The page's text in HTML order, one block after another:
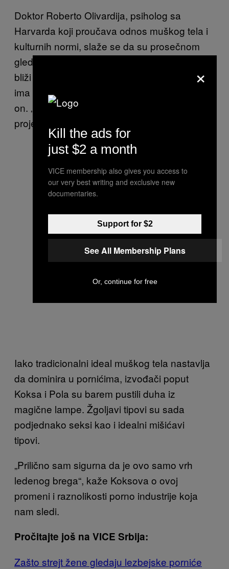
Doktor Roberto Olivardija, psiholog sa
Harvarda koji proučava odnos muškog tela i
kulturnih normi, slaže se da su prosečnom
gledaocu pornići sa glumcima poput Koksa
bliži i prijatniji. „Dobro je za porno industriju da
ima što više različitih tipova muškaraca“, kaže
on. „Želite da se što više muškaraca
projektuje u fantaziju koju ovi filmovi nude“.
Iako tradicionalni ideal muškog tela nastavlja
da dominira u pornićima, izvođači poput
Koksa i Pola su barem pustili duha iz
magične lampe. Žgoljavi tipovi su sada
podjednako seksi kao i idealni mišićavi
tipovi.
„Prilično sam sigurna da je ovo samo vrh
ledenog brega“, kaže Koksova o ovoj
promeni i raznolikosti porno industrije koja
nam sledi.
Pročitajte još na VICE Srbija:
Zašto strejt žene gledaju lezbejske porniće
×
Kill the ads for
just $2 a month
VICE membership also gives you access to
our very best writing and exclusive new
documentaries.
Support for $2
See All Membership Plans
Or, continue for free